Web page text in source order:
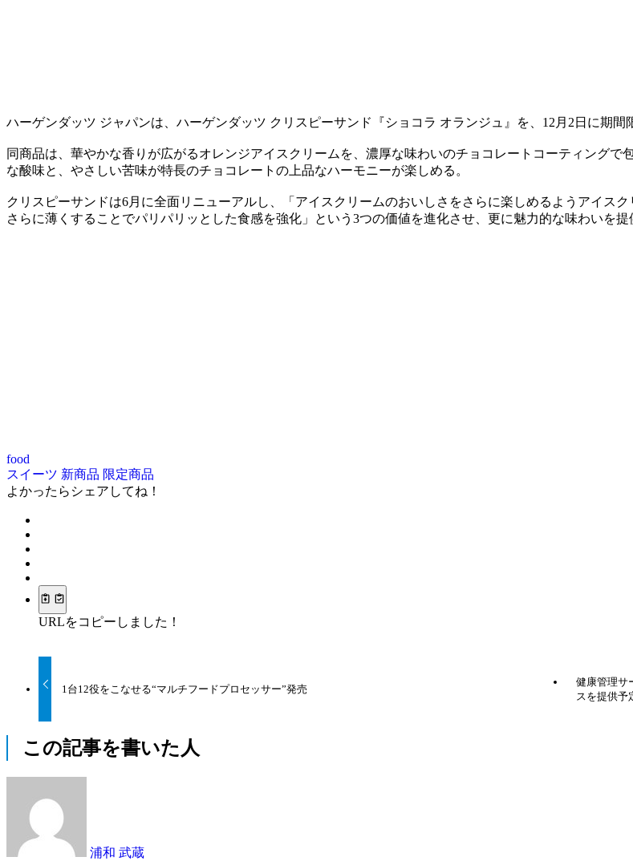
ハーゲンダッツ ジャパンは、ハーゲンダッツ クリスピーサンド『ショコラ オランジュ』を、12月2日に期間
同商品は、華やかな香りが広がるオレンジアイスクリームを、濃厚な味わいのチョコレートコーティング
な酸味と、やさしい苦味が特長のチョコレートの上品なハーモニーが楽しめる。
クリスピーサンドは6月に全面リニューアルし、「アイスクリームのおいしさをさらに楽しめるようアイス
さらに薄くすることでパリパリッとした食感を強化」という3つの価値を進化させ、更に魅力的な味わいを提
food
スイーツ 新商品 限定商品
よかったらシェアしてね！
URLをコピーしました！
1台12役をこなせる“マルチフードプロセッサー”発売
健康管理サ
スを提供予
この記事を書いた人
浦和 武蔵